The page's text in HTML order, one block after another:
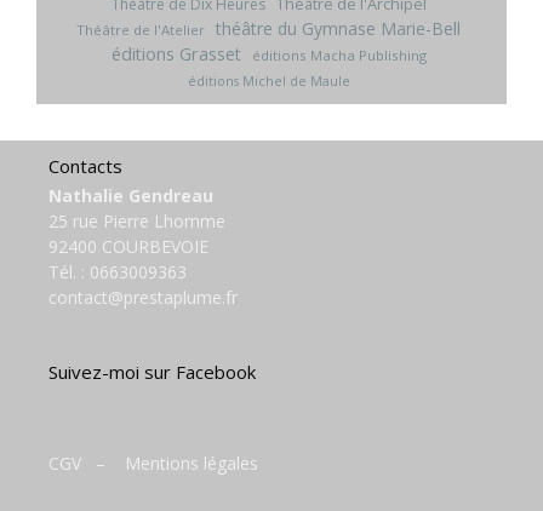
Théâtre de l'Atelier théâtre du Gymnase Marie-Bell
éditions Grasset
éditions Macha Publishing
éditions Michel de Maule
Contacts
Nathalie Gendreau
25 rue Pierre Lhomme
92400 COURBEVOIE
Tél. : 0663009363
contact@prestaplume.fr
Suivez-moi sur Facebook
CGV – Mentions légales